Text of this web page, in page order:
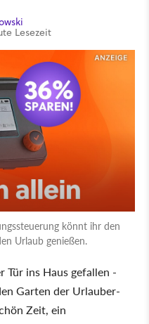
Lesezeit
könnt ihr den
Urlaub genießen.
ins Haus gefallen -
Garten der Urlauber-
Zeit, ein